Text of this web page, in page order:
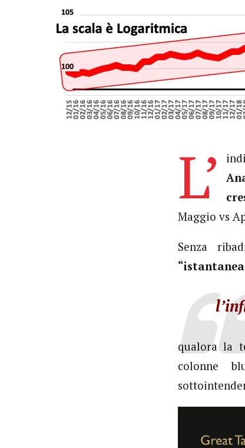
L’
Maggio vs
Senza
qualora la
colonne